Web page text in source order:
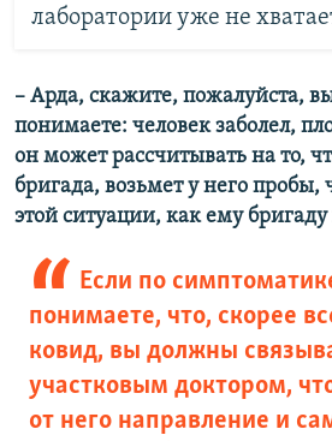
лаборатории уже не
– Арда, скажите, пожалуйста,
понимаете: человек заболел,
он может рассчитывать на то,
бригада, возьмет у него пробы,
этой ситуации, как ему
Если по
понимаете, что, скорее
ковид, вы должны
участковым доктором,
от него направление и